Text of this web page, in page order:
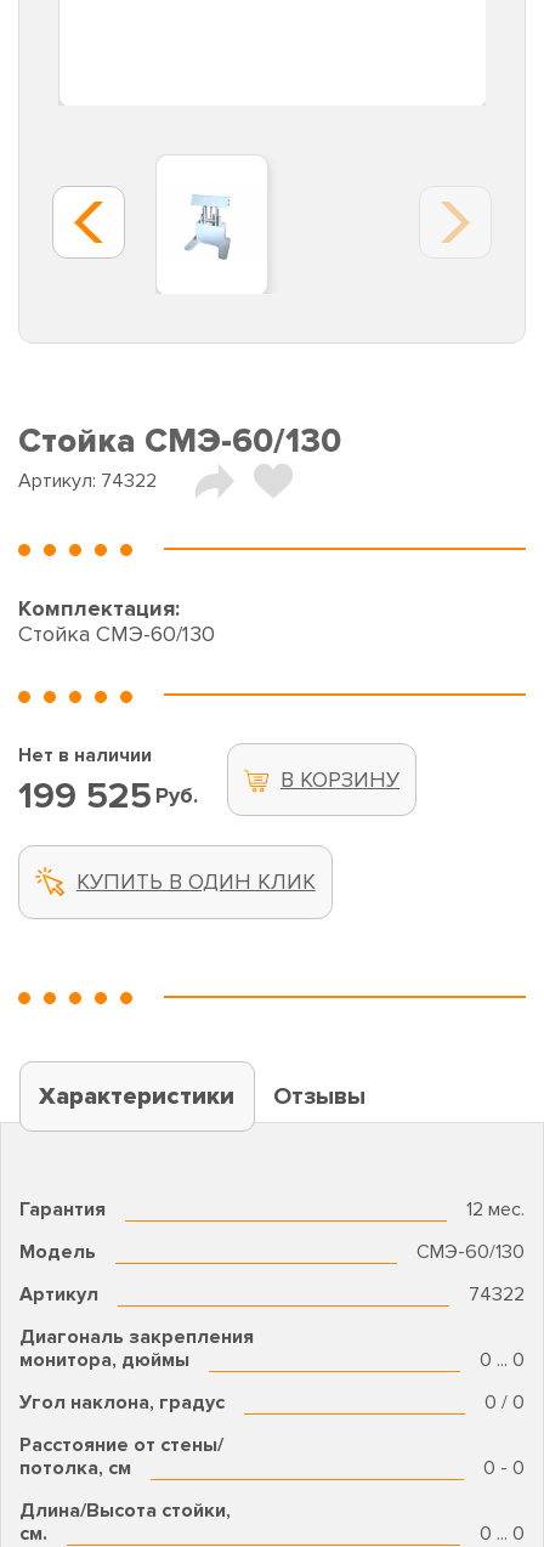
Стойка CMЭ-60/130
Артикул: 74322
Комплектация:
Стойка CMЭ-60/130
Нет в наличии
199 525 Руб.
В КОРЗИНУ
КУПИТЬ В ОДИН КЛИК
Характеристики Отзывы
Гарантия
12 мес.
Модель
CMЭ-60/130
Артикул
74322
Диагональ закрепления
монитора, дюймы
0 ... 0
Угол наклона, градус
0 / 0
Расстояние от стены/
потолка, см
0 - 0
Длина/Высота стойки,
см.
0 ... 0